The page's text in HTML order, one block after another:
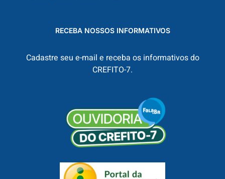
RECEBA NOSSOS INFORMATIVOS
Cadastre seu e-mail e receba os informativos do
CREFITO-7.